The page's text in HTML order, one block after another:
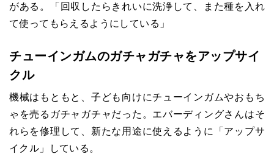
がある。「回収したらきれいに洗浄して、また種を入れ
て使ってもらえるようにしている」
チューインガムのガチャガチャをアップサイ
クル
機械はもともと、子ども向けにチューインガムやおもち
ゃを売るガチャガチャだった。エバーディングさんはそ
れらを修理して、新たな用途に使えるように「アップサ
イクル」している。